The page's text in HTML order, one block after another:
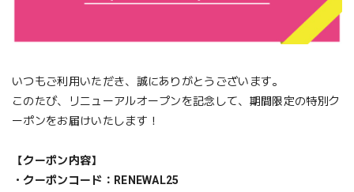
いつもご利用いただき、誠にありがとうございます。
このたび、リニューアルオープンを記念して、期間限定の特別ク
ーポンをお届けいたします！
【クーポン内容】
・クーポンコード：RENEWAL25